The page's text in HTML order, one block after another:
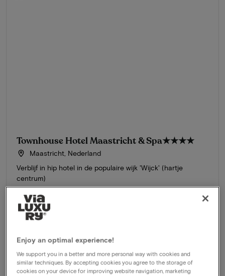
Townhouse Hotel Maastricht & Spa★★★★
Maastricht, Nederland
Verblijf in hip hotel in de populaire wijk 'Wijck' (hartje
centrum)
Arrangement
Ontbijtbuffet
Kamerupgrade
Centrale ligging
-41%
Vanaf
246
145 Bekijk
Enjoy an optimal experience!
We support you in a better and more personal way with cookies and
similar techniques. By accepting cookies you agree to the storage of
cookies on your device for improving website navigation, marketing